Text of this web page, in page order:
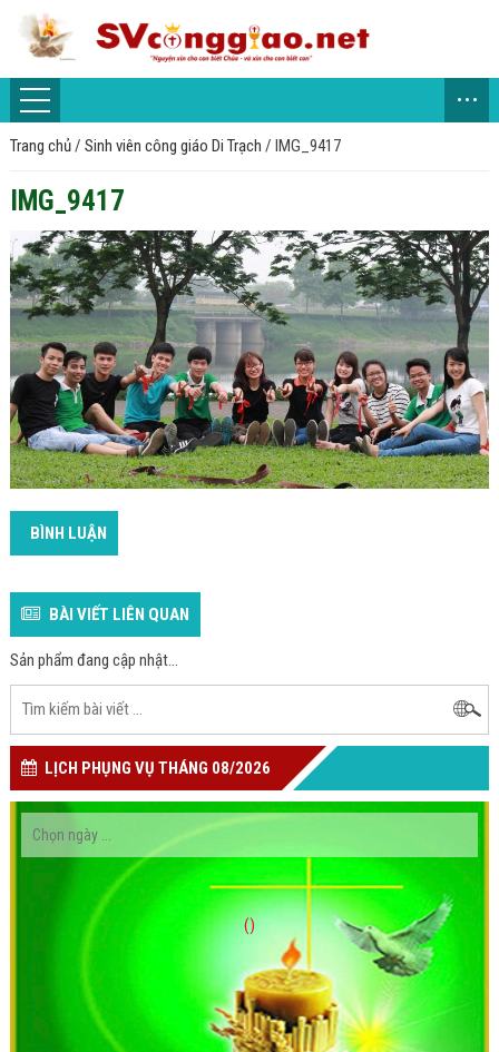
...
Trang chủ/ Sinh viên công giáo Di Trạch / IMG_9417
IMG_9417
BÌNH LUẬN
BÀI VIẾT LIÊN QUAN
Sản phẩm đang cập nhật...
LỊCH PHỤNG VỤ THÁNG 08/2026
()